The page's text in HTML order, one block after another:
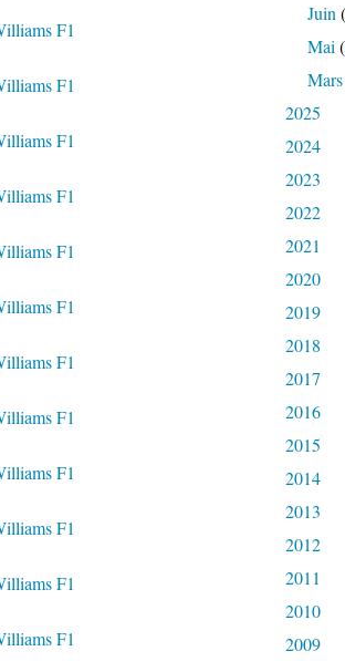
Juin
Mai
Mars
2025
2024
2023
2022
2021
2020
2019
2018
2017
2016
2015
2014
2013
2012
2011
2010
2009